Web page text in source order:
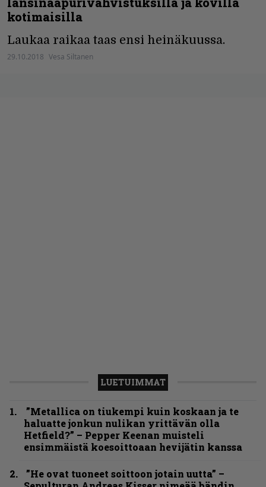
kotimaisilla
Laukaa raikaa taas ensi heinäkuussa.
29.10.2018 Vesa Siltanen
LUETUIMMAT
”Metallica on tiukempi kuin koskaan ja te
haluatte jonkun nulikan yrittävän olla
Hetfield?” – Pepper Keenan muisteli
ensimmäistä koesoittoaan hevijätin kanssa
”He ovat tuoneet soittoon jotain uutta” –